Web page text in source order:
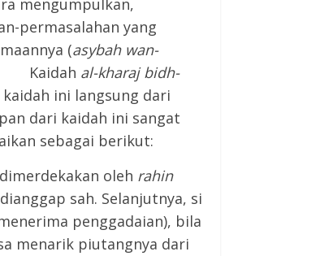
mengumpulkan,
permasalahan yang
(asybah wan-
Kaidah al-kharaj bidh-
ini langsung dari
dari kaidah ini sangat
sebagai berikut:
oleh rahin
sah. Selanjutnya, si
penggadaian), bila
menarik piutangnya dari